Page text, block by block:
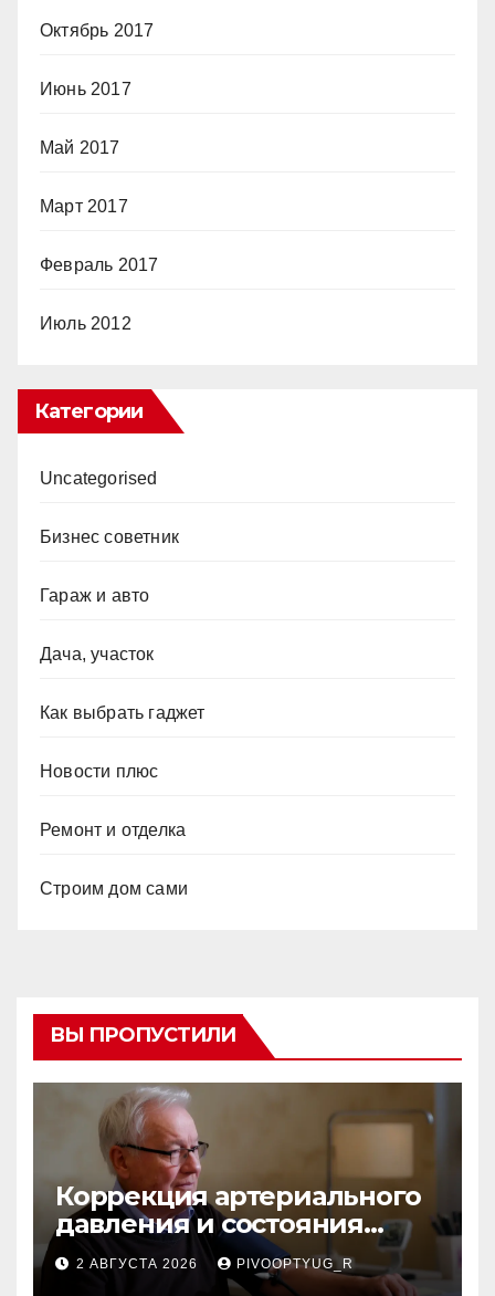
Октябрь 2017
Июнь 2017
Май 2017
Март 2017
Февраль 2017
Июль 2012
Категории
Uncategorised
Бизнес советник
Гараж и авто
Дача, участок
Как выбрать гаджет
Новости плюс
Ремонт и отделка
Строим дом сами
ВЫ ПРОПУСТИЛИ
Коррекция артериального
давления и состояния
сосудов в профилактике
инсульта
2 АВГУСТА 2026 PIVOOPTYUG_R